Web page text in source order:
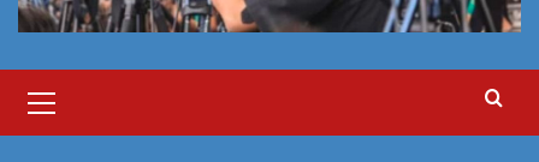
Menu